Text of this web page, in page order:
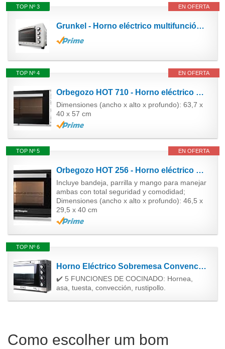
EN OFERTA
TOP Nº 3
Grunkel - Horno eléctrico multifunción de sobremesa de 38L - HR-38 SILVER - Con 3 funciones de...
EN OFERTA
TOP Nº 4
Orbegozo HOT 710 - Horno eléctrico de sobremesa con convección, 70 L, rustidor, termostato...
Dimensiones (ancho x alto x profundo): 63,7 x
40 x 57 cm
EN OFERTA
TOP Nº 5
Orbegozo HOT 256 - Horno eléctrico de sobremesa con convección, 25 L, temporizador, termostato...
Incluye bandeja, parrilla y mango para manejar
ambas con total seguridad y comodidad;
Dimensiones (ancho x alto x profundo): 46,5 x
29,5 x 40 cm
TOP Nº 6
Horno Eléctrico Sobremesa Convención, Rustidor 70L. 2200W. Temperatura hasta 230ºC, Temporizador...
✔️ 5 FUNCIONES DE COCINADO: Hornea,
asa, tuesta, convección, rustipollo.
Como escolher um bom